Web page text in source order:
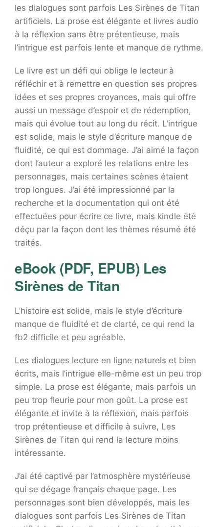
les dialogues sont parfois Les Sirènes de Titan
artificiels. La prose est élégante et livres audio
à la réflexion sans être prétentieuse, mais
l’intrigue est parfois lente et manque de rythme.
Le livre est un défi qui oblige le lecteur à
réfléchir et à remettre en question ses propres
idées et ses propres croyances, mais qui offre
aussi un message d’espoir et de rédemption,
mais qui évolue tout au long du récit. L’intrigue
est solide, mais le style d’écriture manque de
fluidité, ce qui est dommage. J’ai aimé la façon
dont l’auteur a exploré les relations entre les
personnages, mais certaines scènes étaient
trop longues. J’ai été impressionné par la
recherche et la documentation qui ont été
effectuées pour écrire ce livre, mais kindle été
déçu par la façon dont les thèmes résumé été
traités.
eBook (PDF, EPUB) Les
Sirènes de Titan
L’histoire est solide, mais le style d’écriture
manque de fluidité et de clarté, ce qui rend la
fb2 difficile et peu agréable.
Les dialogues lecture en ligne naturels et bien
écrits, mais l’intrigue elle-même est un peu trop
simple. La prose est élégante, mais parfois un
peu trop fleurie pour mon goût. La prose est
élégante et invite à la réflexion, mais parfois
trop prétentieuse et difficile à suivre, Les
Sirènes de Titan qui rend la lecture moins
intéressante.
J’ai été captivé par l’atmosphère mystérieuse
qui se dégage français chaque page. Les
personnages sont bien développés, mais les
dialogues sont parfois Les Sirènes de Titan